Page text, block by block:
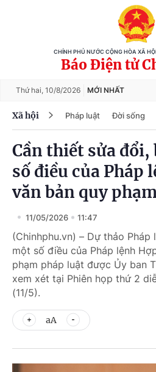
CHÍNH PHỦ NƯỚC CỘNG HÒA XÃ
Báo Điện tử
Thứ hai, 10/8/2026 MỚI NHẤT
Xã hội Pháp luật Đời sống
Cần thiết sửa đổi,
số điều của Pháp
văn bản quy
11/05/2026 11:47
(Chinhphu.vn) – Dự thảo Pháp
một số điều của Pháp lệnh
phạm pháp luật được Ủy ban
xem xét tại Phiên họp thứ 2
(11/5).
aA